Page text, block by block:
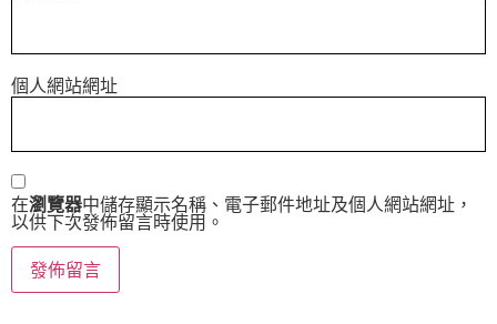
個人網站網址
在瀏覽器中儲存顯示名稱、電子郵件地址及個人網站網址，
以供下次發佈留言時使用。